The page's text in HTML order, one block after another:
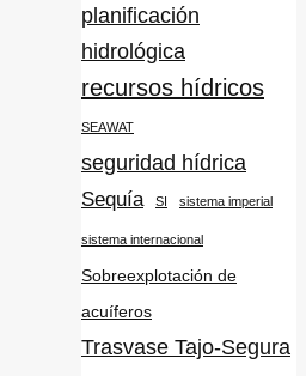
planificación
hidrológica
recursos hídricos
SEAWAT
seguridad hídrica
Sequía SI sistema imperial
sistema internacional
Sobreexplotación de
acuíferos
Trasvase Tajo-Segura